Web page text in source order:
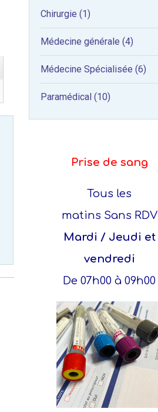
Chirurgie (1)
Médecine générale (4)
Médecine Spécialisée (6)
Paramédical (10)
Prise de sang
Tous les
matins Sans RDV
Mardi / Jeudi et
vendredi
De 07h00 à 09h00